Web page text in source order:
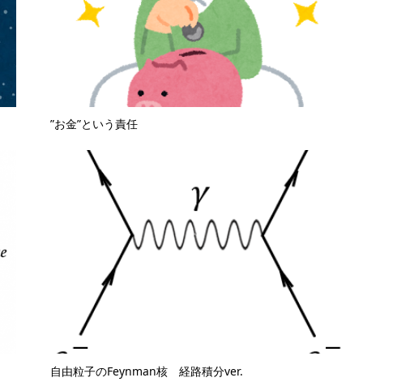
”お金”という責任
自由粒子のFeynman核 経路積分ver.